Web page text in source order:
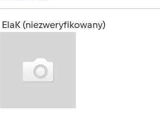
ElaK (niezweryfikowany)